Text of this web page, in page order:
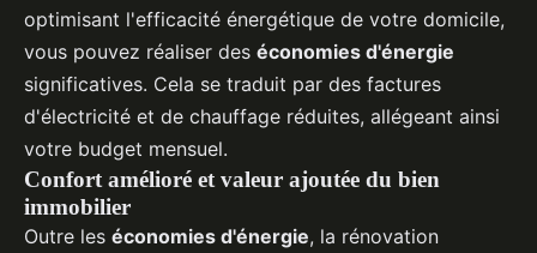
optimisant l'efficacité énergétique de votre domicile,
vous pouvez réaliser des économies d'énergie
significatives. Cela se traduit par des factures
d'électricité et de chauffage réduites, allégeant ainsi
votre budget mensuel.
Confort amélioré et valeur ajoutée du bien
immobilier
Outre les économies d'énergie, la rénovation